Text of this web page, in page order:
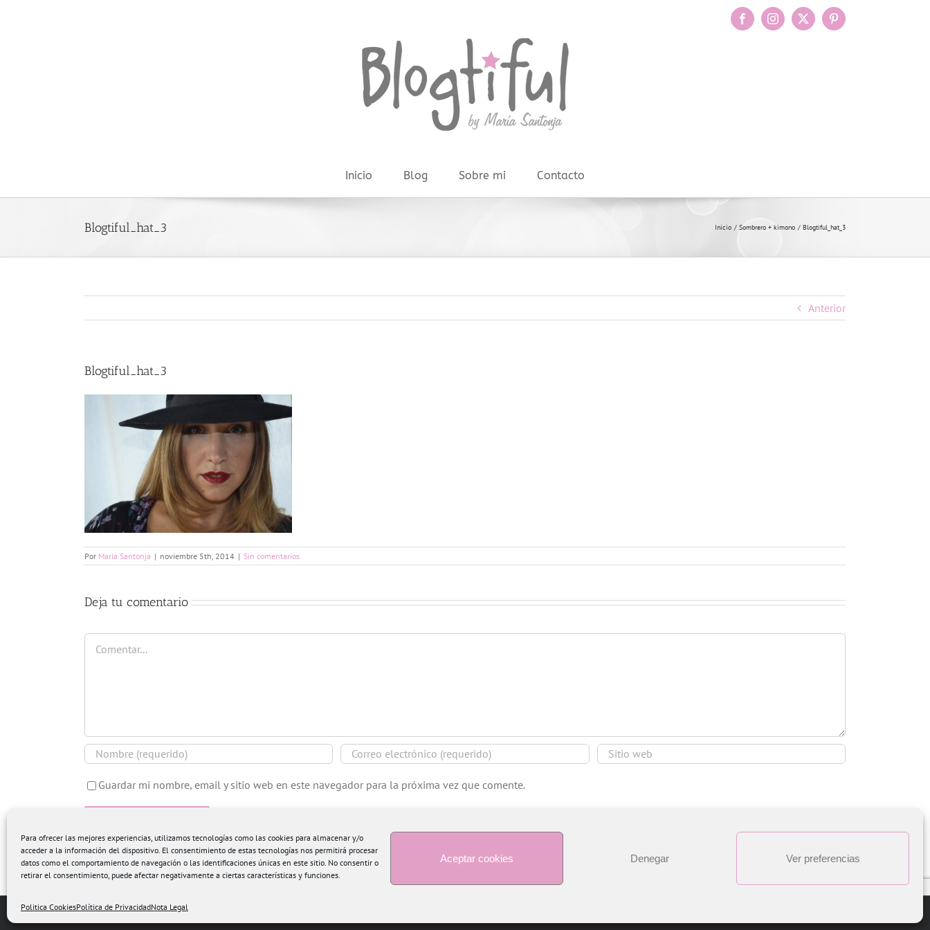
Para ofrecer las mejores experiencias, utilizamos tecnologías como las cookies para almacenar y/o
acceder a la información del dispositivo. El consentimiento de estas tecnologías nos permitirá procesar
datos como el comportamiento de navegación o las identificaciones únicas en este sitio. No consentir o
retirar el consentimiento, puede afectar negativamente a ciertas características y funciones.
Aceptar cookies Denegar Ver preferencias
Politica CookiesPolítica de PrivacidadNota Legal
FacebookInstagram
X Pinterest
Inicio Blog Sobre mi Contacto
Blogtiful_hat_3 Inicio Sombrero + kimono Blogtiful_hat_3
Anterior
Blogtiful_hat_3
Por Maria Santonja | noviembre 5th, 2014 | Sin comentarios
Deja tu comentario
Comentar
Guardar mi nombre, email y sitio web en este navegador para la próxima vez que comente.